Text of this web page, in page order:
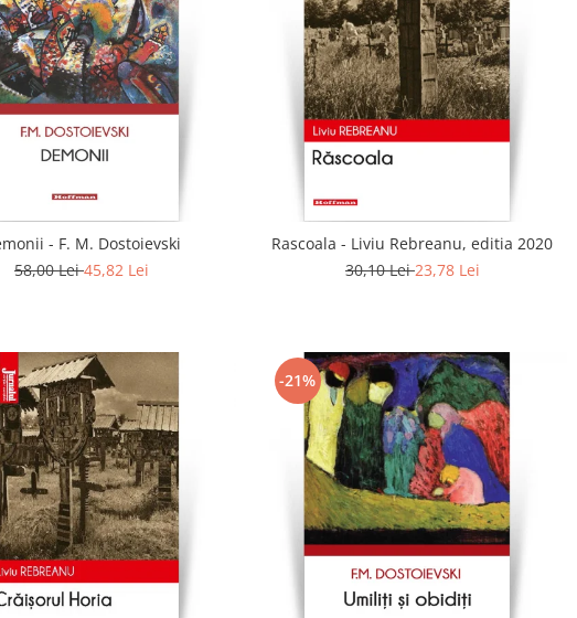
- F. M. Dostoievski
58,00 Lei45,82 Lei
Rascoala - Liviu Rebreanu, editia 2020
30,10 Lei23,78 Lei
-21%